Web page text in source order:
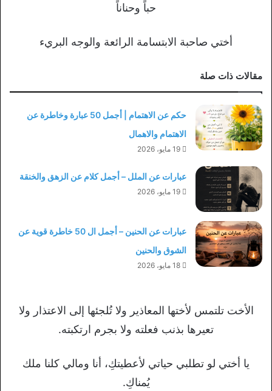
حباً وحناناً
أختي صاحبة الابتسامة الرائعة والوجه البريء
مقالات ذات صلة
حكم عن الاهتمام | أجمل 50 عبارة وخاطرة عن
الاهتمام والاهمال
19 مايو، 2026
عبارات عن الملل – أجمل كلام عن الزهق والخنقة
19 مايو، 2026
عبارات عن الحنين – أجمل ال 50 خاطرة قوية عن
الشوق والحنين
18 مايو، 2026
الأخت تلتمس لأختها المعاذير ولا تُلجئها إلى الاعتذار ولا
تعيرها بذنب فعلته ولا بجرم ارتكبته.
يا أختي لو تطلبي حياتي لأعطيتكِ، أنا ومالي كلنا ملك
يُمناكِ.